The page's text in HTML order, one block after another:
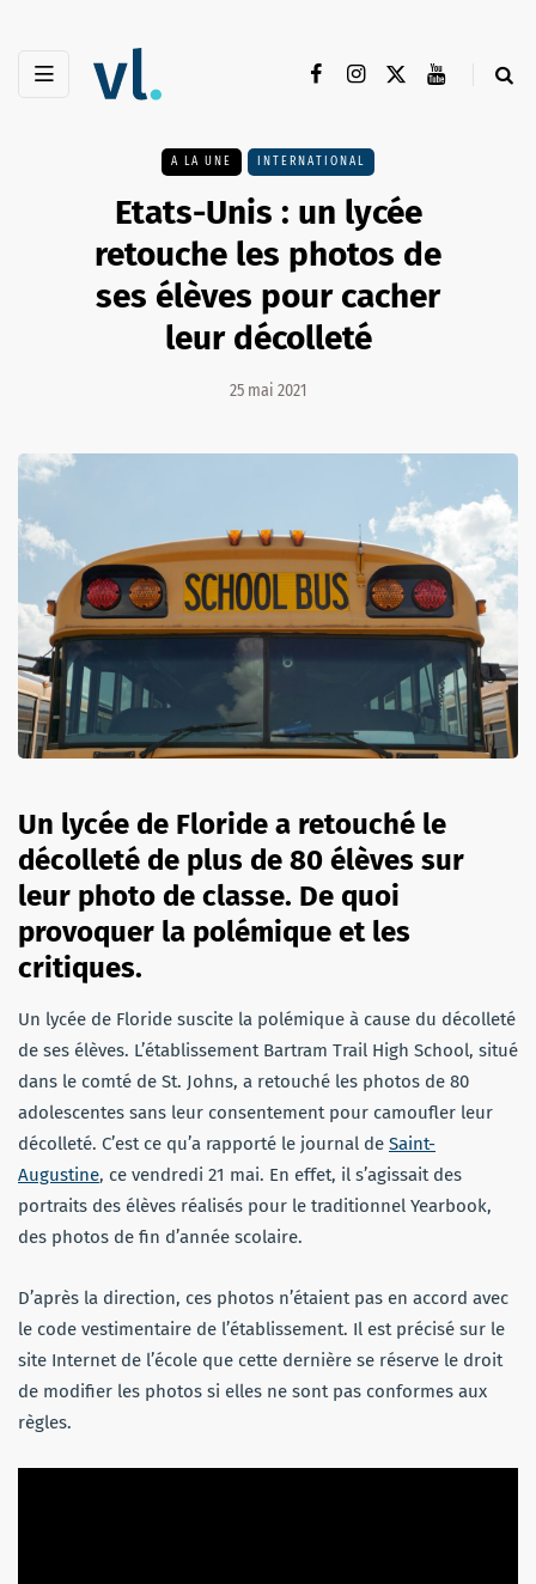
A LA UNE INTERNATIONAL
Etats-Unis : un lycée
retouche les photos de
ses élèves pour cacher
leur décolleté
25 mai 2021
Un lycée de Floride a retouché le
décolleté de plus de 80 élèves sur
leur photo de classe. De quoi
provoquer la polémique et les
critiques.
Un lycée de Floride suscite la polémique à cause du décolleté
de ses élèves. L’établissement Bartram Trail High School, situé
dans le comté de St. Johns, a retouché les photos de 80
adolescentes sans leur consentement pour camoufler leur
décolleté. C’est ce qu’a rapporté le journal de Saint-
Augustine, ce vendredi 21 mai. En effet, il s’agissait des
portraits des élèves réalisés pour le traditionnel Yearbook,
des photos de fin d’année scolaire.
D’après la direction, ces photos n’étaient pas en accord avec
le code vestimentaire de l’établissement. Il est précisé sur le
site Internet de l’école que cette dernière se réserve le droit
de modifier les photos si elles ne sont pas conformes aux
règles.